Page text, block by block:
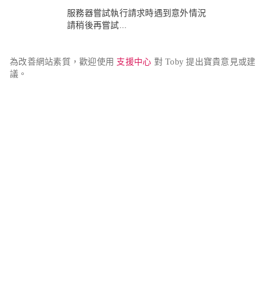
服務器嘗試執行請求時遇到意外情況
請稍後再嘗試...
為改善網站素質，歡迎使用 支援中心 對 Toby 提出寶貴意見或建
議。